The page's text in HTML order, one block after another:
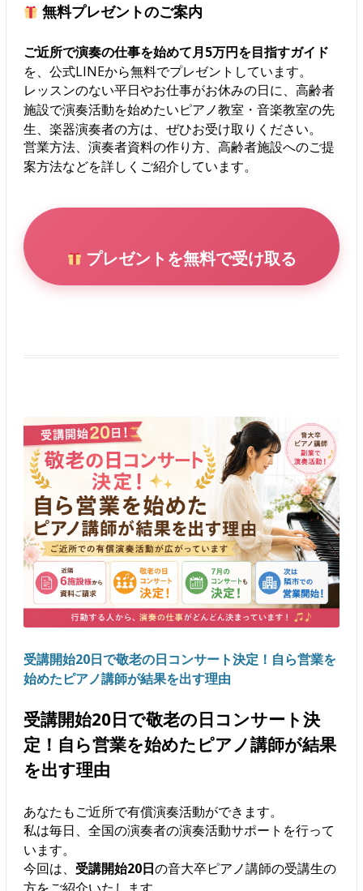
無料プレゼントのご案内
ご近所で演奏の仕事を始めて月5万円を目指すガイド
を、公式LINEから無料でプレゼントしています。
レッスンのない平日やお仕事がお休みの日に、高齢者
施設で演奏活動を始めたいピアノ教室・音楽教室の先
生、楽器演奏者の方は、ぜひお受け取りください。
営業方法、演奏者資料の作り方、高齢者施設へのご提
案方法などを詳しくご紹介しています。
プレゼントを無料で受け取る
受講開始20日で敬老の日コンサート決定！自ら営業を
始めたピアノ講師が結果を出す理由
受講開始20日で敬老の日コンサート決
定！自ら営業を始めたピアノ講師が結果
を出す理由
あなたもご近所で有償演奏活動ができます。
私は毎日、全国の演奏者の演奏活動サポートを行って
います。
今回は、 受講開始20日の音大卒ピアノ講師の受講生の